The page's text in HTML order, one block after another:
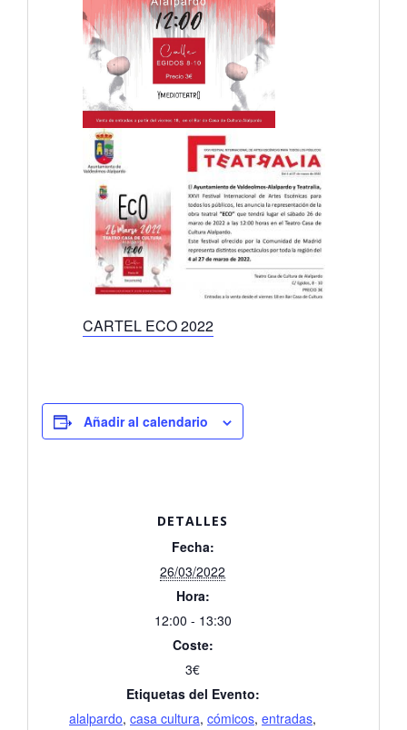
CARTEL ECO 2022
Añadir al calendario
DETALLES
Fecha:
26/03/2022
Hora:
12:00 - 13:30
Coste:
3€
Etiquetas del Evento:
alalpardo, casa cultura, cómicos, entradas,